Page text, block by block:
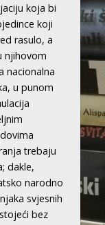
koja bi
koji
rasulo, a
njihovom
nacionalna
u punom
trebaju
dakle,
narodno
svjesnih
bez